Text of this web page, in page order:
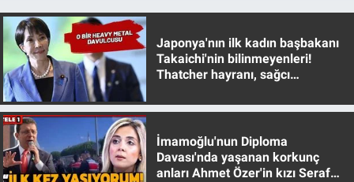
Japonya'nın ilk kadın başbakanı
Takaichi'nin bilinmeyenleri!
Thatcher hayranı, sağcı
İmamoğlu'nun Diploma
Davası'nda yaşanan korkunç
anları Ahmet Özer'in kızı Seraf
Yerel Gündem
Yerel Yaşam
Canlı Yayın